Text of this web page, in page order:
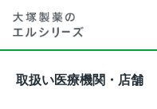
取扱い医療機関・店舗